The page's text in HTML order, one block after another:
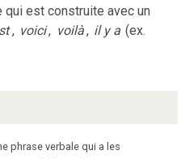
est construite avec un
, voici, voilà, il y a (ex.
phrase verbale qui a les